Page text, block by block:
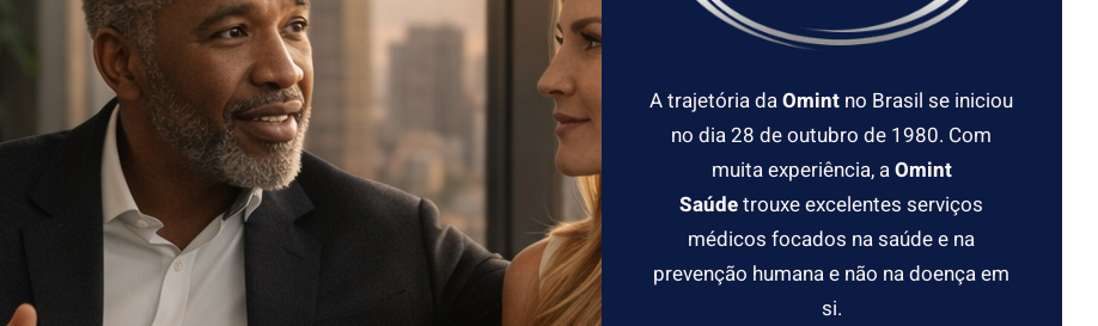
A trajetória daOmint no Brasil se iniciou
no dia 28 de outubro de 1980. Com
muita experiência, aOmint
Saúdetrouxe excelentes serviços
médicos focados na saúde e na
prevenção humana e não na doença em
si.